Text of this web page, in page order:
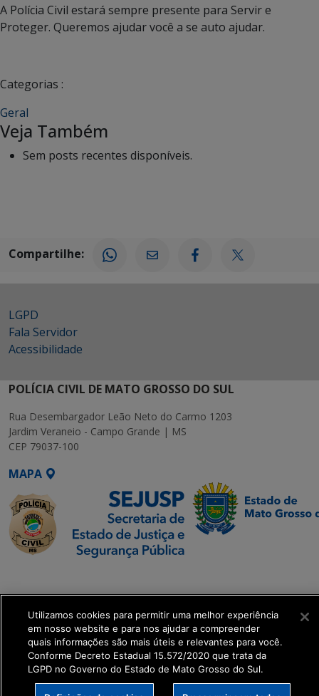
A Polícia Civil estará sempre presente para Servir e
Proteger. Queremos ajudar você a se auto ajudar.
Categorias :
Geral
Veja Também
Sem posts recentes disponíveis.
Compartilhe:
LGPD
Fala Servidor
Acessibilidade
POLÍCIA CIVIL DE MATO GROSSO DO SUL
Rua Desembargador Leão Neto do Carmo 1203
Jardim Veraneio - Campo Grande | MS
CEP 79037-100
MAPA
Executiva de
Transformação Digital
get_footer();
Utilizamos cookies para permitir uma melhor experiência
em nosso website e para nos ajudar a compreender
quais informações são mais úteis e relevantes para você.
Conforme Decreto Estadual 15.572/2020 que trata da
LGPD no Governo do Estado de Mato Grosso do Sul.